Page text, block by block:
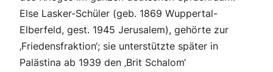
Else Lasker-Schüler (geb. 1869 Wuppertal-
Elberfeld, gest. 1945 Jerusalem), gehörte zur
‚Friedensfraktion‘; sie unterstützte später in
Palästina ab 1939 den ‚Brit Schalom‘